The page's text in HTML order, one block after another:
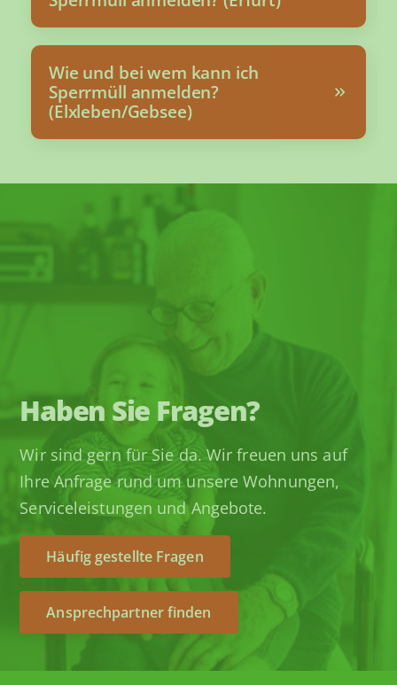
Wie und bei wem kann ich
Sperrmüll anmelden?
(Elxleben/Gebsee)
Haben Sie Fragen?
Wir sind gern für Sie da. Wir freuen uns auf
Ihre Anfrage rund um unsere Wohnungen,
Serviceleistungen und Angebote.
Häufig gestellte Fragen
Ansprechpartner finden